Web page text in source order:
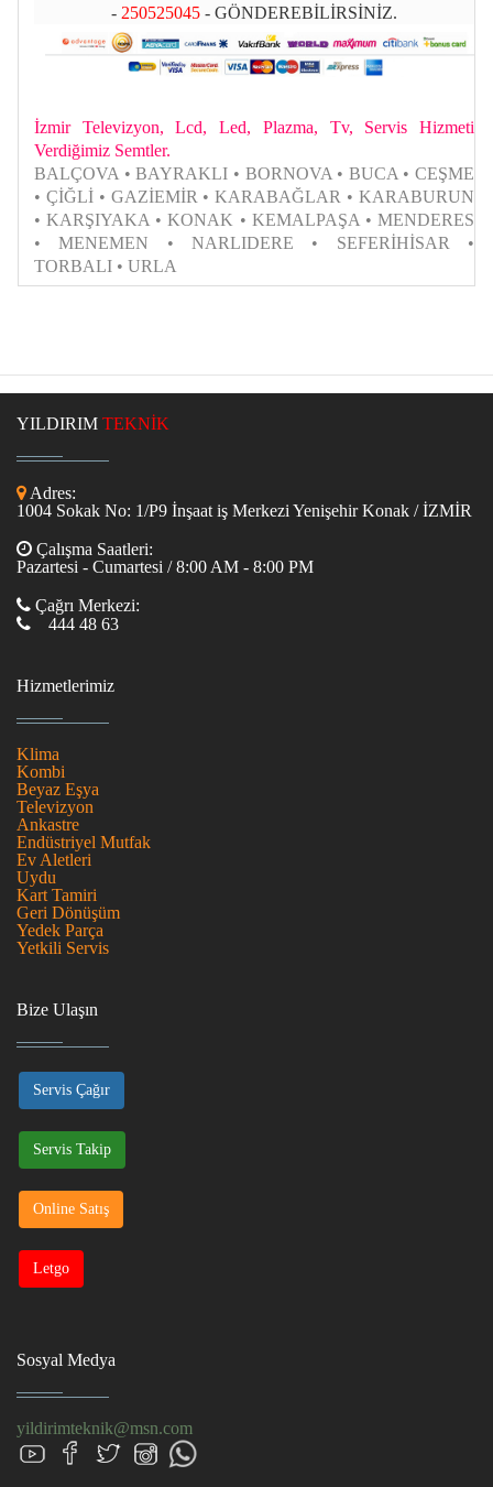
- 250525045 - GÖNDEREBİLİRSİNİZ.
İzmir Televizyon, Lcd, Led, Plazma, Tv, Servis Hizmeti
Verdiğimiz Semtler.
BALÇOVA • BAYRAKLI • BORNOVA • BUCA • CEŞME
• ÇİĞLİ • GAZİEMİR • KARABAĞLAR • KARABURUN
• KARŞIYAKA • KONAK • KEMALPAŞA • MENDERES
• MENEMEN • NARLIDERE • SEFERİHİSAR •
TORBALI • URLA
YILDIRIM TEKNİK
Adres:
1004 Sokak No: 1/P9 İnşaat iş Merkezi Yenişehir Konak / İZMİR
Çalışma Saatleri:
Pazartesi - Cumartesi / 8:00 AM - 8:00 PM
Çağrı Merkezi:
444 48 63
Hizmetlerimiz
Klima
Kombi
Beyaz Eşya
Televizyon
Ankastre
Endüstriyel Mutfak
Ev Aletleri
Uydu
Kart Tamiri
Geri Dönüşüm
Yedek Parça
Yetkili Servis
Bize Ulaşın
Servis Çağır
Servis Takip
Online Satış
Letgo
Sosyal Medya
yildirimteknik@msn.com